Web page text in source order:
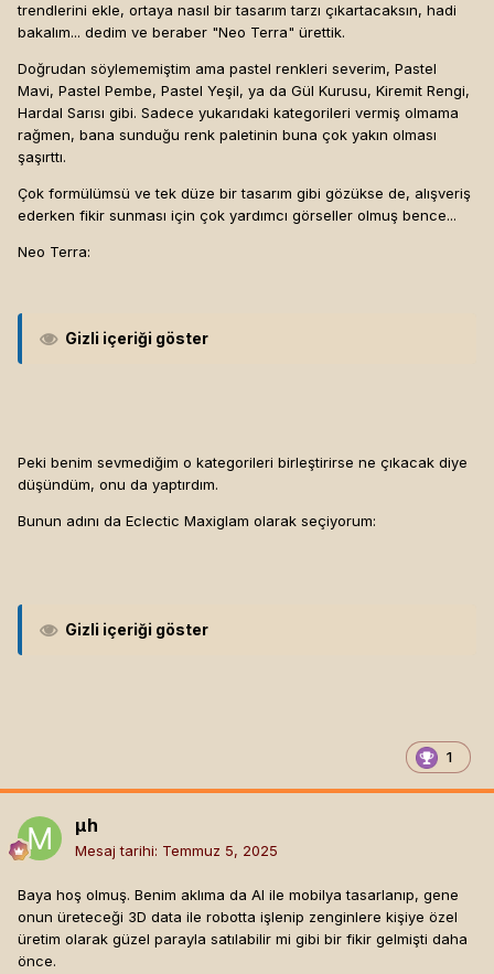
trendlerini ekle, ortaya nasıl bir tasarım tarzı çıkartacaksın, hadi
bakalım... dedim ve beraber "Neo Terra" ürettik.
Doğrudan söylememiştim ama pastel renkleri severim, Pastel
Mavi, Pastel Pembe, Pastel Yeşil, ya da Gül Kurusu, Kiremit Rengi,
Hardal Sarısı gibi. Sadece yukarıdaki kategorileri vermiş olmama
rağmen, bana sunduğu renk paletinin buna çok yakın olması
şaşırttı.
Çok formülümsü ve tek düze bir tasarım gibi gözükse de, alışveriş
ederken fikir sunması için çok yardımcı görseller olmuş bence...
Neo Terra:
Gizli içeriği göster
Peki benim sevmediğim o kategorileri birleştirirse ne çıkacak diye
düşündüm, onu da yaptırdım.
Bunun adını da Eclectic Maxiglam olarak seçiyorum:
Gizli içeriği göster
1
µh
Mesaj tarihi: Temmuz 5, 2025
Baya hoş olmuş. Benim aklıma da AI ile mobilya tasarlanıp, gene
onun üreteceği 3D data ile robotta işlenip zenginlere kişiye özel
üretim olarak güzel parayla satılabilir mi gibi bir fikir gelmişti daha
önce.